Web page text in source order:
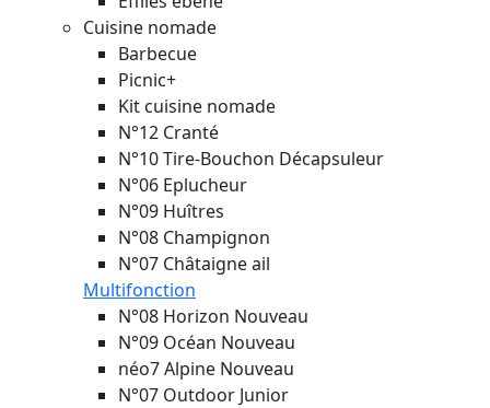
Cuisine nomade
Barbecue
Picnic+
Kit cuisine nomade
N°12 Cranté
N°10 Tire-Bouchon Décapsuleur
N°06 Eplucheur
N°09 Huîtres
N°08 Champignon
N°07 Châtaigne ail
Multifonction
N°08 Horizon Nouveau
N°09 Océan Nouveau
néo7 Alpine Nouveau
N°07 Outdoor Junior